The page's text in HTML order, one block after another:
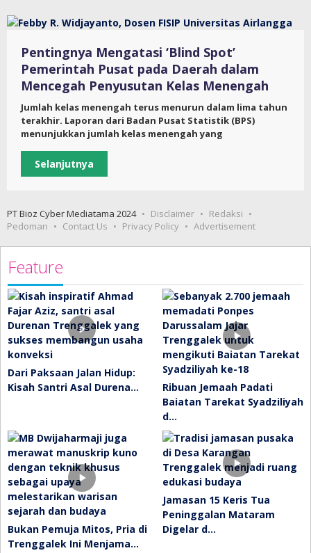
Pentingnya Mengatasi ‘Blind Spot’
Pemerintah Pusat pada Daerah dalam
Mencegah Penyusutan Kelas Menengah
Jumlah kelas menengah terus menurun dalam lima tahun
terakhir. Laporan dari Badan Pusat Statistik (BPS)
menunjukkan jumlah kelas menengah yang
Selanjutnya
PT Bioz Cyber Mediatama 2024 Disclaimer
Redaksi
Pedoman
Contact Us Privacy Policy Advertisement
Feature
Dari Paksaan Jalan Hidup:
Kisah Santri Asal Durena…
Ribuan Jemaah Padati
Baiatan Tarekat Syadziliyah
d…
Bukan Pemuja Mitos, Pria di
Trenggalek Ini Menjama…
Jamasan 15 Keris Tua
Peninggalan Mataram
Digelar d…